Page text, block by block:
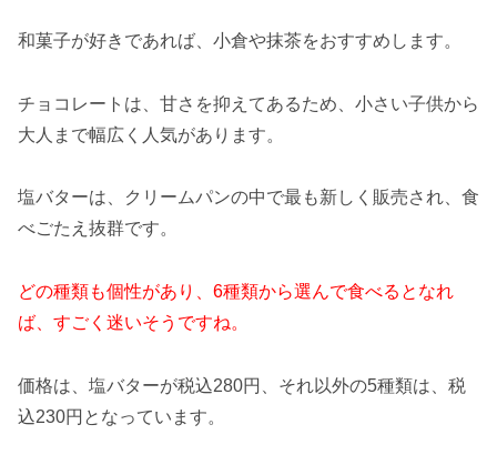
和菓子が好きであれば、小倉や抹茶をおすすめします。
チョコレートは、甘さを抑えてあるため、小さい子供から
大人まで幅広く人気があります。
塩バターは、クリームパンの中で最も新しく販売され、食
べごたえ抜群です。
どの種類も個性があり、6種類から選んで食べるとなれ
ば、すごく迷いそうですね。
価格は、塩バターが税込280円、それ以外の5種類は、税
込230円となっています。